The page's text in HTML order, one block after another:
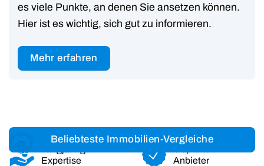
Beliebteste Immobilien-Vergleiche
es viele Punkte, an denen Sie ansetzen können.
Hier ist es wichtig, sich gut zu informieren.
Mehr erfahren
Expertise
Anbieter